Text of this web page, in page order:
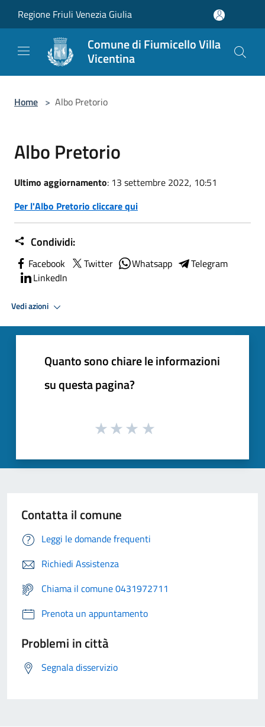
Regione Friuli Venezia Giulia
Comune di Fiumicello Villa
Vicentina
Home > Albo Pretorio
Albo Pretorio
Ultimo aggiornamento: 13 settembre 2022, 10:51
Per l'Albo Pretorio cliccare qui
Condividi:
Facebook Twitter Whatsapp
Telegram
LinkedIn
Vedi azioni
Quanto sono chiare le informazioni
su questa pagina?
Contatta il comune
Leggi le domande frequenti
Richiedi Assistenza
Chiama il comune 0431972711
Prenota un appuntamento
Problemi in città
Segnala disservizio